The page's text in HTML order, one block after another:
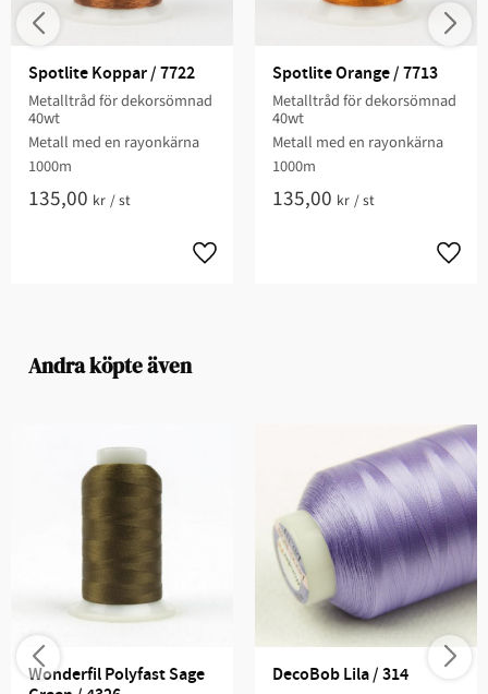
Spotlite Koppar / 7722
Metalltråd för dekorsömnad
40wt
Metall med en rayonkärna
1000m
135,00 kr /st
Spotlite Orange / 7713
Metalltråd för dekorsömnad
40wt
Metall med en rayonkärna
1000m
135,00 kr /st
Andra köpte även
Wonderfil Polyfast Sage
DecoBob Lila / 314